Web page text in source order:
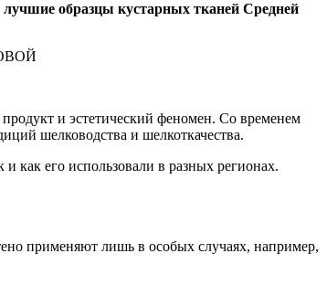
образцы кустарных тканей Средней
и эстетический феномен. Со временем
шелководства и шелкоткачества.
как его использовали в разных регионах.
применяют лишь в особых случаях, например,